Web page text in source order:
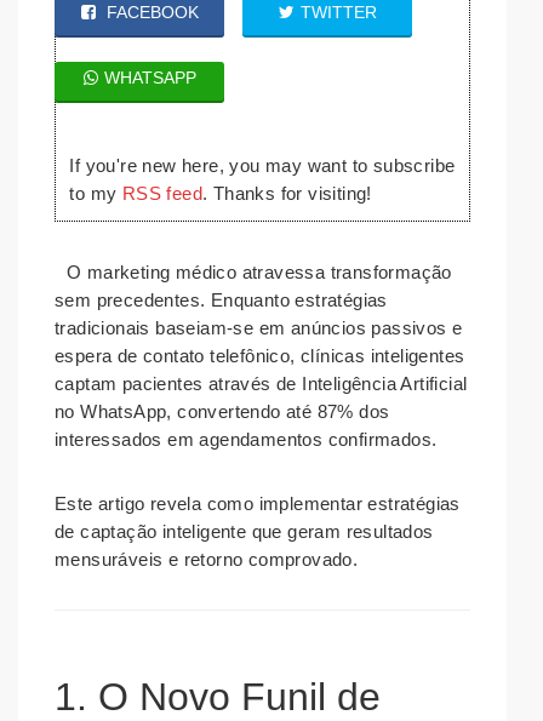
FACEBOOK TWITTER
WHATSAPP
If you're new here, you may want to subscribe
to my RSS feed. Thanks for visiting!
O marketing médico atravessa transformação
sem precedentes. Enquanto estratégias
tradicionais baseiam-se em anúncios passivos e
espera de contato telefônico, clínicas inteligentes
captam pacientes através de Inteligência Artificial
no WhatsApp, convertendo até 87% dos
interessados em agendamentos confirmados.
Este artigo revela como implementar estratégias
de captação inteligente que geram resultados
mensuráveis e retorno comprovado.
1. O Novo Funil de